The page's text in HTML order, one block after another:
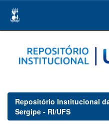
navigation
Repositório Institucional
Sergipe - RI/UFS